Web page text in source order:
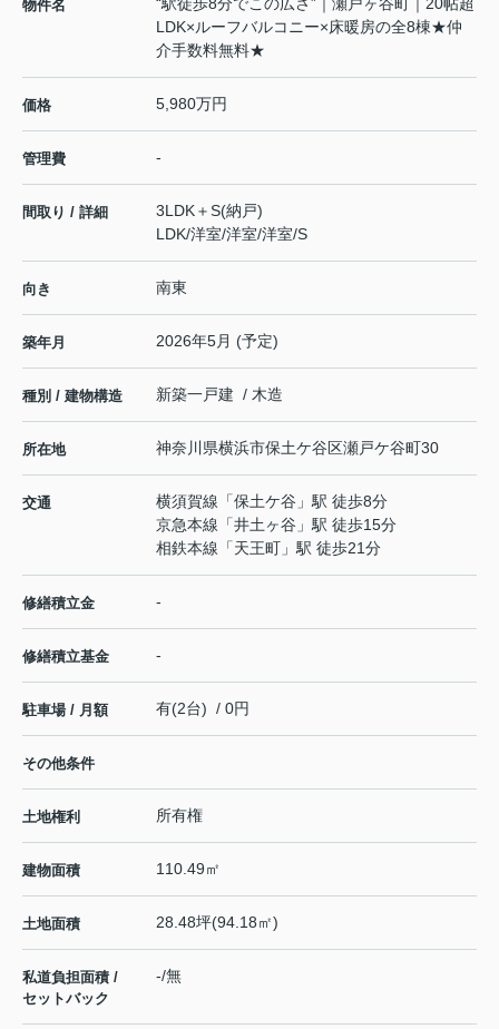
物件名
LDK×ルーフバルコニー×床暖房の全8棟★仲
介手数料無料★
価格 5,980万円
管理費 -
間取り / 詳細
3LDK＋S(納戸)
LDK/洋室/洋室/洋室/S
向き 南東
築年月 2026年5月 (予定)
種別 / 建物構造 新築一戸建 / 木造
所在地 神奈川県横浜市保土ケ谷区瀬戸ケ谷町30
交通 横須賀線 「保土ケ谷 」駅 徒歩8分
京急本線 「井土ヶ谷 」駅 徒歩15分
相鉄本線 「天王町 」駅 徒歩21分
修繕積立金 -
修繕積立基金 -
駐車場 / 月額 有(2台) / 0円
その他条件
土地権利 所有権
建物面積 110.49㎡
土地面積 28.48坪(94.18㎡)
私道負担面積 /
セットバック
-/無